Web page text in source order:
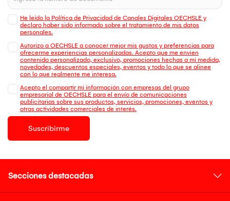
He leído la Política de Privacidad de Canales Digitales OECHSLE y
declaro haber sido informado sobre el tratamiento de mis datos
personales.
Autorizo a OECHSLE a conocer mejor mis gustos y preferencias para
ofrecerme experiencias personalizadas. Acepto que me envien
contenido personalizado, exclusivo, promociones hechas a mi medida,
novedades, descuentos especiales, eventos y todo lo que se alinee
con lo que realmente me interesa.
Acepto el compartir mi información con empresas del grupo
empresarial de OECHSLE para el envío de comunicaciones
publicitarias sobre sus productos, servicios, promociones, eventos y
otras actividades comerciales de interés.
Suscribirme
Secciones destacadas